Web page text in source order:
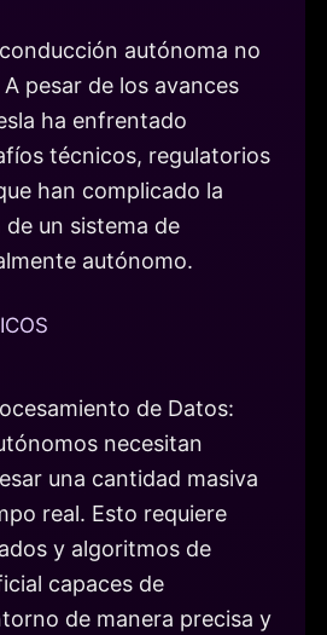
autónoma no
pesar de los avances
ha enfrentado
técnicos, regulatorios
han complicado la
un sistema de
autónomo.
de Datos:
necesitan
una cantidad masiva
real. Esto requiere
y algoritmos de
capaces de
de manera precisa y